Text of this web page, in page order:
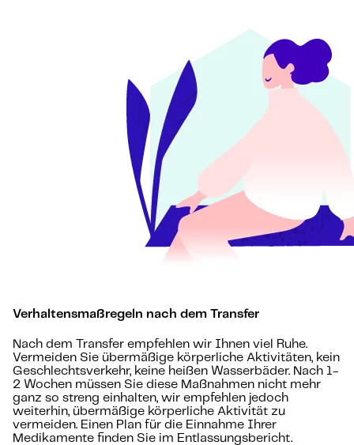
Verhaltensmaßregeln nach dem Transfer
Nach dem Transfer empfehlen wir Ihnen viel Ruhe.
Vermeiden Sie übermäßige körperliche Aktivitäten, kein
Geschlechtsverkehr, keine heißen Wasserbäder. Nach 1-
2 Wochen müssen Sie diese Maßnahmen nicht mehr
ganz so streng einhalten, wir empfehlen jedoch
weiterhin, übermäßige körperliche Aktivität zu
vermeiden. Einen Plan für die Einnahme Ihrer
Medikamente finden Sie im Entlassungsbericht.